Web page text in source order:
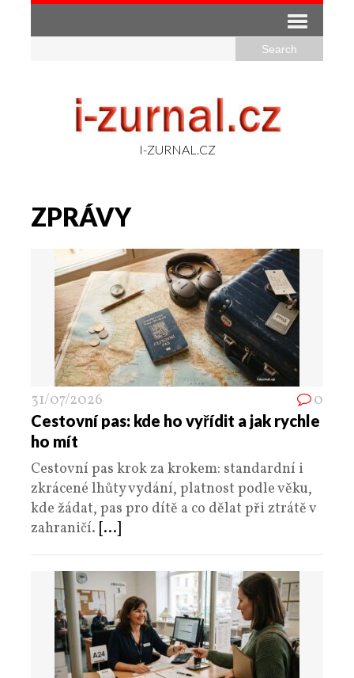
I-ZURNAL.CZ
ZPRÁVY
31/07/2026 0
Cestovní pas: kde ho vyřídit a jak rychle
ho mít
Cestovní pas krok za krokem: standardní i
zkrácené lhůty vydání, platnost podle věku,
kde žádat, pas pro dítě a co dělat při ztrátě v
zahraničí. [...]